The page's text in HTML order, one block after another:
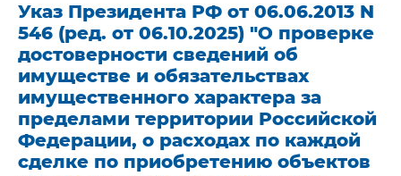
Указ Президента РФ от 06.06.2013 N
546 (ред. от 06.10.2025) "О проверке
достоверности сведений об
имуществе и обязательствах
имущественного характера за
пределами территории Российской
Федерации, о расходах по каждой
сделке по приобретению объектов